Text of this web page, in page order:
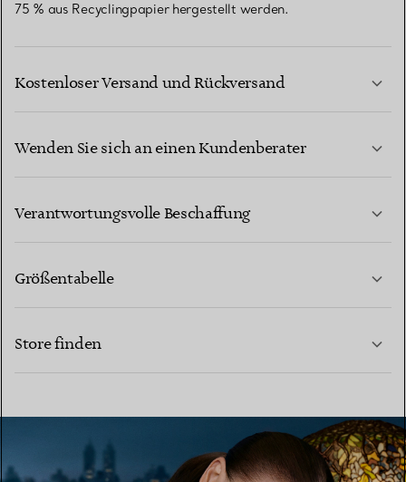
75 % aus Recyclingpapier hergestellt werden.
Kostenloser Versand und Rückversand
Wenden Sie sich an einen Kundenberater
Verantwortungsvolle Beschaffung
Größentabelle
Store finden